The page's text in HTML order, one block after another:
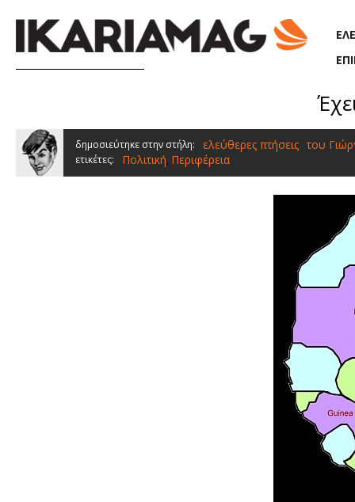
δημοσιεύτηκε στην στήλη: ελεύθερες πτήσεις του
ετικέτες: Πολιτική, Περιφέρεια